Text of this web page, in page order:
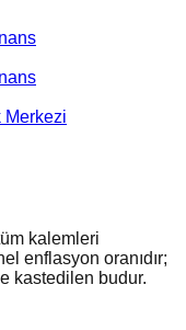
Merkezi
kalemleri
enflasyon oranıdır;
kastedilen budur.